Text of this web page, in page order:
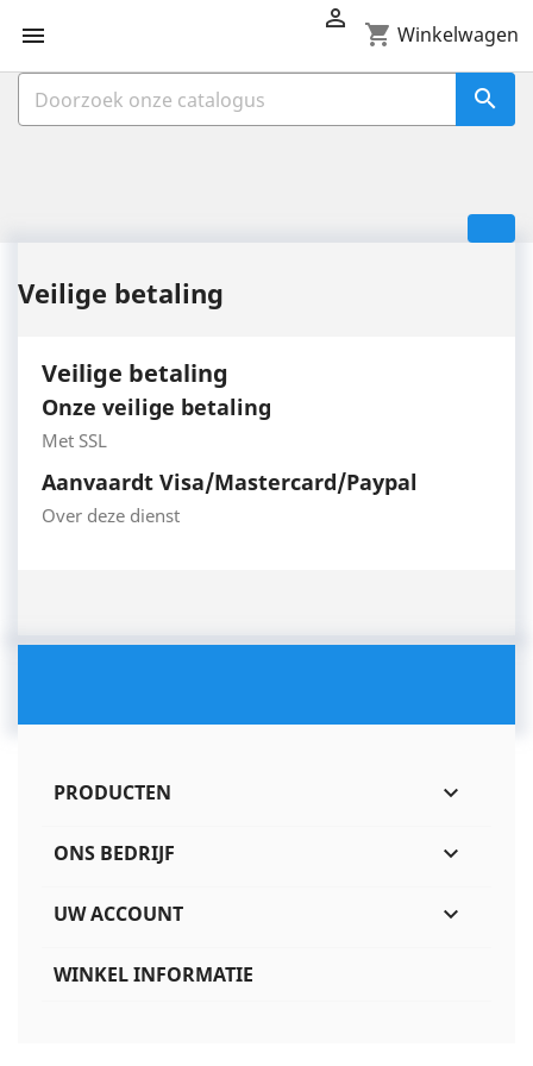
 shopping_cart Winkelwagen


Veilige betaling
Veilige betaling
Onze veilige betaling
Met SSL
Aanvaardt Visa/Mastercard/Paypal
Over deze dienst
PRODUCTEN 
ONS BEDRIJF 
UW ACCOUNT 
WINKEL INFORMATIE